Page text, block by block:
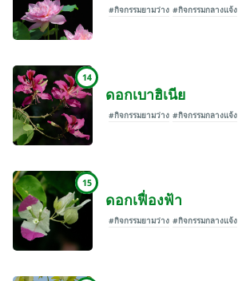
#กิจกรรมยามว่าง #กิจกรรมกลางแจ้ง
14
ดอกเบาฮิเนีย
#กิจกรรมยามว่าง #กิจกรรมกลางแจ้ง
15
ดอกเฟื่องฟ้า
#กิจกรรมยามว่าง #กิจกรรมกลางแจ้ง